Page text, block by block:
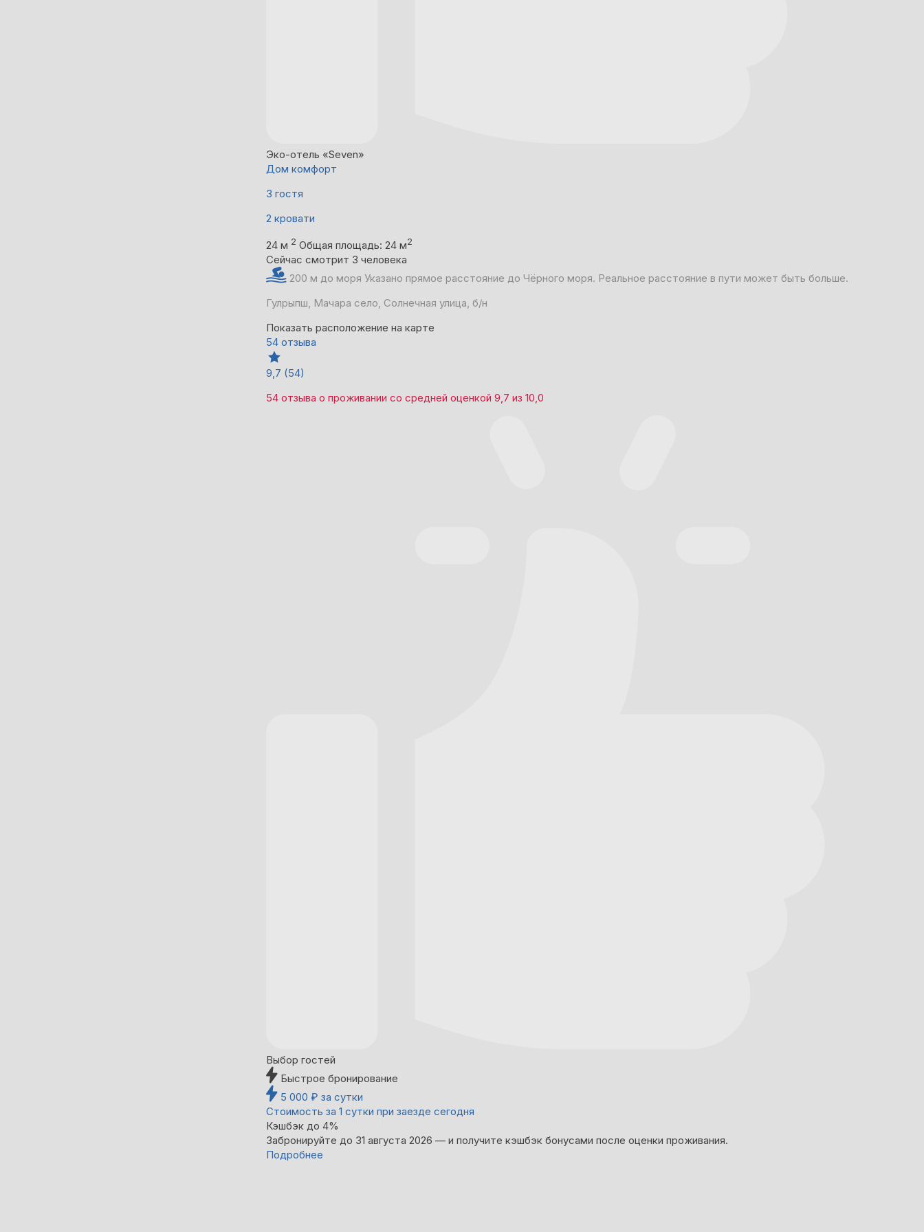
Эко-отель «Seven»
Дом комфорт
3 гостя
2 кровати
24 м 2 Общая площадь: 24 м2
Сейчас смотрит 3 человека
200 м до моря Указано прямое расстояние до Чёрного моря. Реальное расстояние в пути может быть больше.
Гулрыпш, Мачара село, Солнечная улица, б/н
Показать расположение на карте
54 отзыва
9,7 (54)
54 отзыва о проживании со средней оценкой 9,7 из 10,0
Выбор гостей
Быстрое бронирование
5 000 ₽ за сутки
Стоимость за 1 сутки при заезде сегодня
Кэшбэк до 4%
Забронируйте до 31 августа 2026 — и получите кэшбэк бонусами после оценки проживания.
Подробнее